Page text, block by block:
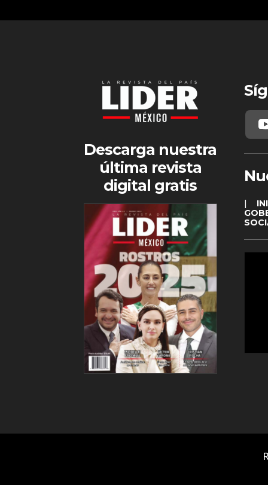
Descarga nuestra
última revista
digital gratis
|